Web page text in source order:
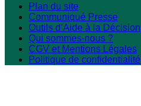
Plan du site
Communiqué Presse
Outils d’Aide à la Décision
Qui sommes-nous ?
CGV et Mentions Légales
Politique de confidentialité